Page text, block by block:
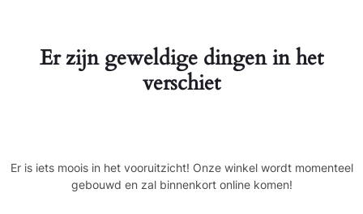
Er zijn geweldige dingen in het
verschiet
Er is iets moois in het vooruitzicht! Onze winkel wordt momenteel
gebouwd en zal binnenkort online komen!